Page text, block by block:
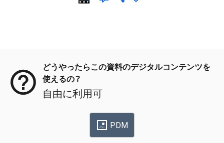
どうやったらこの資料のデジタルコンテンツを
使えるの？
自由に利用可
PDM